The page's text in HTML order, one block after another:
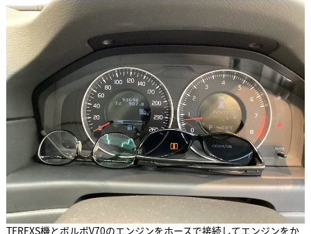
TEREXS機とボルボV70のエンジンをホースで接続してエンジンをか